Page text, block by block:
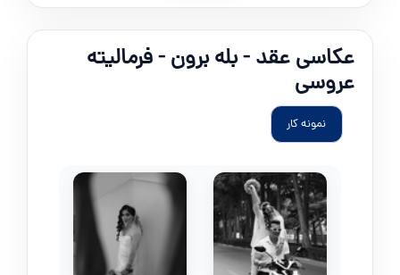
عکاسی عقد - بله برون - فرمالیته
عروسی
نمونه کار